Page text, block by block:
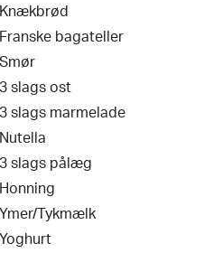
Knækbrød
Franske bagateller
Smør
3 slags ost
3 slags marmelade
Nutella
3 slags pålæg
Honning
Ymer/Tykmælk
Yoghurt